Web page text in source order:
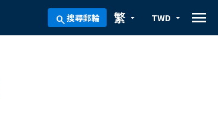
search搜尋郵輪 arrow_drop_down
繁 arrow_drop_down
TWD menu